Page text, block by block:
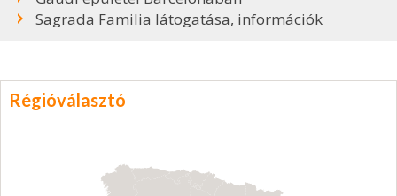
Sagrada Familia látogatása, információk
Régióválasztó